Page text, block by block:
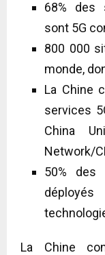
68% des
sont 5G
800 000
monde,
La Chine
services
China
Network/
50% des
La Chine